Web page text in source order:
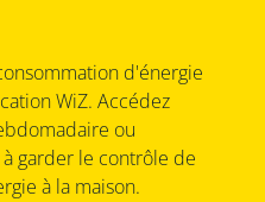
d'énergie
WiZ. Accédez
ou
garder le contrôle de
à la maison.